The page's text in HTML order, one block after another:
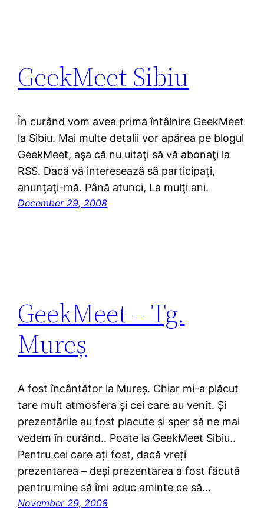
GeekMeet Sibiu
În curând vom avea prima întâlnire GeekMeet
la Sibiu. Mai multe detalii vor apărea pe blogul
GeekMeet, aşa că nu uitaţi să vă abonaţi la
RSS. Dacă vă interesează să participaţi,
anunţaţi-mă. Până atunci, La mulţi ani.
December 29, 2008
GeekMeet – Tg.
Mureș
A fost încântător la Mureș. Chiar mi-a plăcut
tare mult atmosfera și cei care au venit. Și
prezentările au fost placute și sper să ne mai
vedem în curând.. Poate la GeekMeet Sibiu..
Pentru cei care ați fost, dacă vreți
prezentarea – deși prezentarea a fost făcută
pentru mine să îmi aduc aminte ce să…
November 29, 2008